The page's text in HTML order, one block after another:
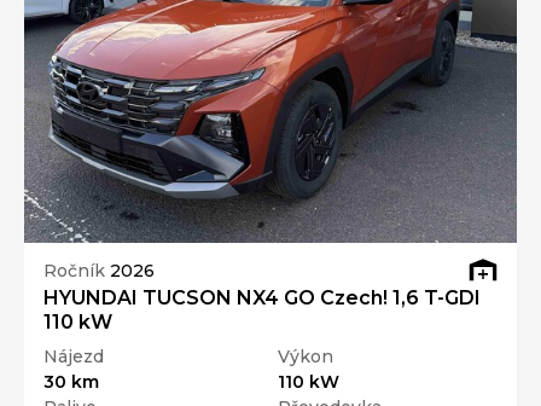
Ročník 2026
HYUNDAI TUCSON NX4 GO Czech! 1,6 T-GDI
110 kW
Nájezd
30 km
Výkon
110 kW